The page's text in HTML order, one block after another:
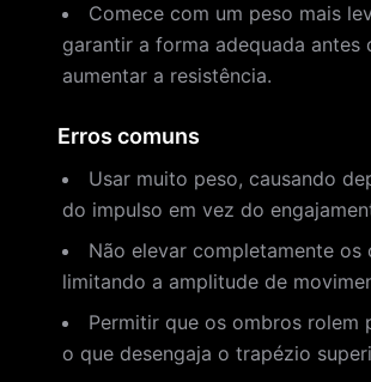
Comece com um peso mais
garantir a forma adequada antes
aumentar a resistência.
Erros comuns
Usar muito peso, causando
do impulso em vez do
Não elevar completamente os
limitando a amplitude de
Permitir que os ombros rolem
o que desengaja o trapézio